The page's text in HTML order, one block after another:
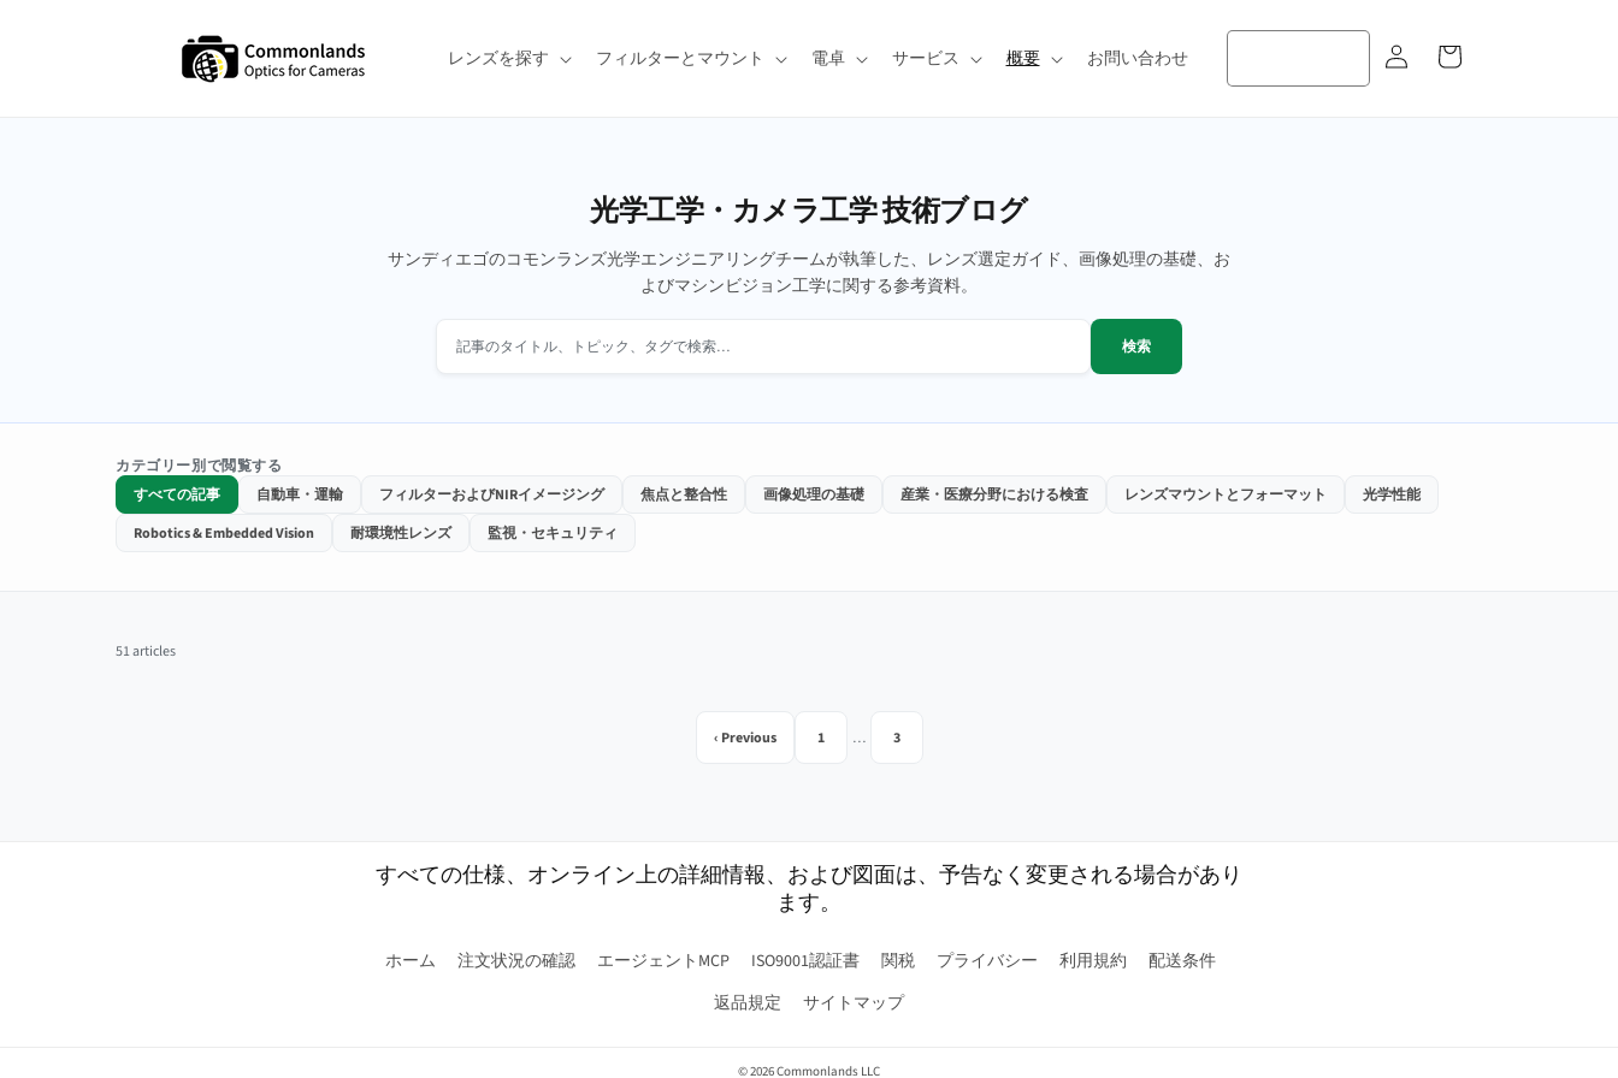
レンズを探す フィルターとマウント 電卓 サービス 概要 お問い合わせ
グ
イ
ー
光学工学・カメラ工学 技術ブログ
サンディエゴのコモンランズ光学エンジニアリングチームが執筆した、レンズ選定ガイド、画像処理の基礎、お
よびマシンビジョン工学に関する参考資料。
検索
カテゴリー別で閲覧する
すべての記事
自動車・運輸 フィルターおよびNIRイメージング 焦点と整合性 画像処理の基礎 産業・医療分野における検査 レンズマウントとフォーマット
光学性能
Robotics & Embedded Vision
耐環境性レンズ 監視・セキュリティ
51 articles
‹ Previous 1 … 3
すべての仕様、オンライン上の詳細情報、および図面は、予告なく変更される場合があり
ます。
ホーム 注文状況の確認 エージェントMCP ISO9001認証書 関税 プライバシー 利用規約
配送条件
返品規定
サイトマップ
© 2026 Commonlands LLC